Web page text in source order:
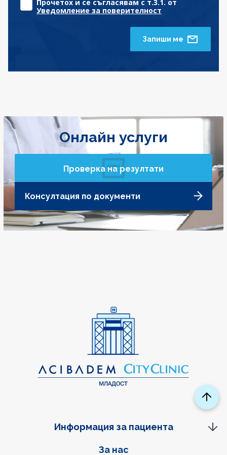
Прочетох и се съгласявам с т.3.1. от
Уведомление за поверителност
Запиши ме
Онлайн услуги
Проверка на резултати
Консултация по документи
Фуутер навигация
За нас
Информация за пациента